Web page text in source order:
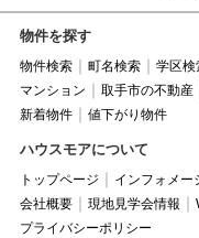
物件を探す
物件検索 町名検索 学区検
マンション
取手市の不動産
新着物件
値下がり物件
ハウスモアについて
トップページ インフォメー
会社概要
現地見学会情報
プライバシーポリシー